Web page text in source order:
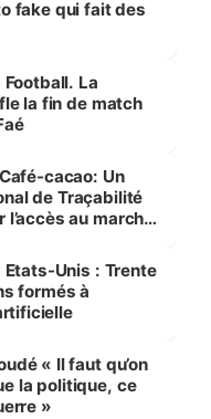
fake qui fait des
Football. La
la fin de match
cacao: Un
de Traçabilité
l’accès au marché
Unis : Trente
formés à
« Il faut qu’on
la politique, ce
»